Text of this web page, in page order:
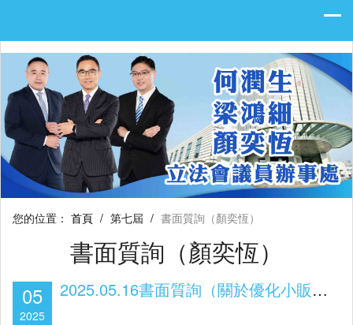
您的位置： 首頁 / 第七屆 / 書面質詢（顏奕恆）
書面質詢（顏奕恆）
05
2025
2025.05.16書面質詢（關於優化小販區防火安全措施）